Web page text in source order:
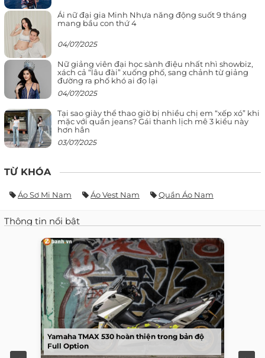
Ái nữ đại gia Minh Nhựa năng động suốt 9 tháng
mang bầu con thứ 4
04/07/2025
Nữ giảng viên đại học sành điệu nhất nhì showbiz,
xách cả “lâu đài” xuống phố, sang chảnh từ giảng
đường ra phố khó ai đọ lại
04/07/2025
Tại sao giày thể thao giờ bị nhiều chị em “xếp xó” khi
mặc với quần jeans? Gái thanh lịch mê 3 kiểu này
hơn hẳn
03/07/2025
TỪ KHÓA
Áo Sơ Mi Nam Áo Vest Nam Quần Áo Nam
Thông tin nổi bật
Yamaha TMAX 530 hoàn thiện trong bản độ
Full Option